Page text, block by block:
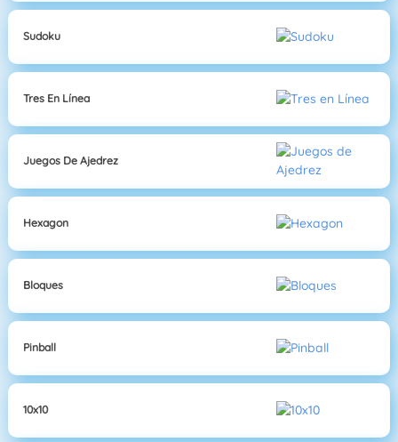
Sudoku
Tres En Línea
Juegos De Ajedrez
Hexagon
Bloques
Pinball
10x10